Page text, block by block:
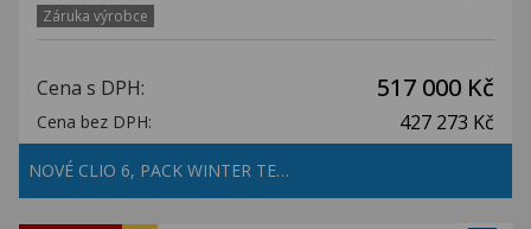
Záruka výrobce
Cena s DPH: 517 000 Kč
Cena bez DPH: 427 273 Kč
NOVÉ CLIO 6, PACK WINTER TE…